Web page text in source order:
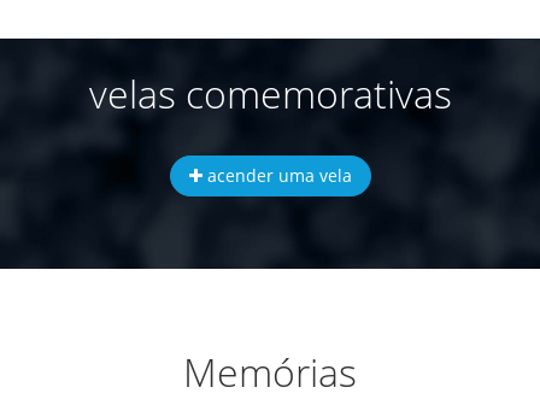
velas comemorativas
acender uma vela
Memórias